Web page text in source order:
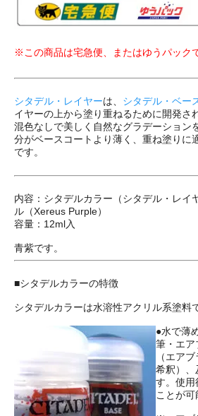
※この商品は宅急便、またはゆうパック
シタデル・レイヤーは、 シタデル・ベー
イヤーの上から塗り重ねるために開発さ
混色なしで美しく自然なグラデーション
分がベースコートより薄く、重ね塗りに
です。
内容：シタデルカラー（シタデル・レイ
ル（Xereus Purple）
容量：12ml入
青紫です。
■シタデルカラーの特徴
シタデルカラーは水溶性アクリル系塗料
●水で薄
筆・エア
（エア
希釈）、
す。使用
ことが可